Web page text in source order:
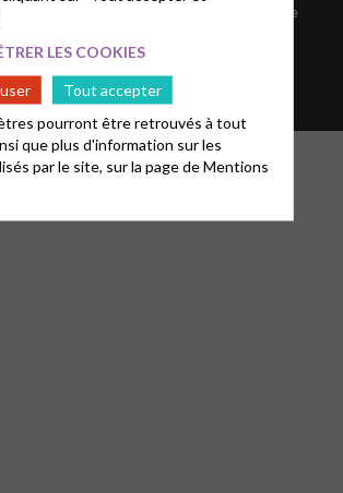
Glossaire
Nous contacter
LES COOKIES
Tout accepter
pourront être retrouvés à tout
que plus d'information sur les
par le site, sur la page deMentions